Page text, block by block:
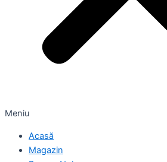
Meniu
Acasă
Magazin